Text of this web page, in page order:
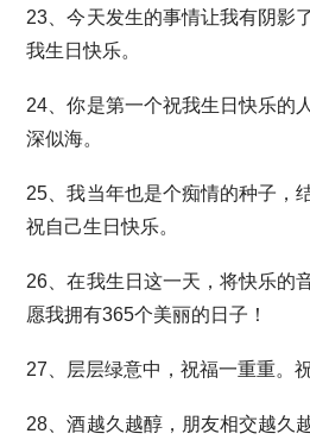
23、今天发生的事情让我有阴影
我生日快乐。
24、你是第一个祝我生日快乐的
深似海。
25、我当年也是个痴情的种子，
祝自己生日快乐。
26、在我生日这一天，将快乐的
愿我拥有365个美丽的日子！
27、层层绿意中，祝福一重重。
28、酒越久越醇，朋友相交越久